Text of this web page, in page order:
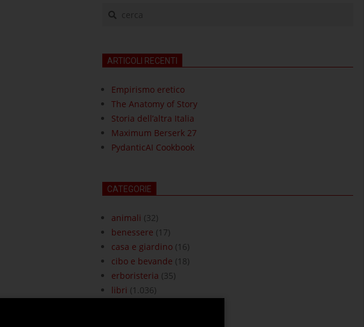
cerca
ARTICOLI RECENTI
Empirismo eretico
The Anatomy of Story
Storia dell’altra Italia
Maximum Berserk 27
PydanticAI Cookbook
CATEGORIE
animali (32)
benessere (17)
casa e giardino(16)
cibo e bevande (18)
erboristeria (35)
libri (1.036)